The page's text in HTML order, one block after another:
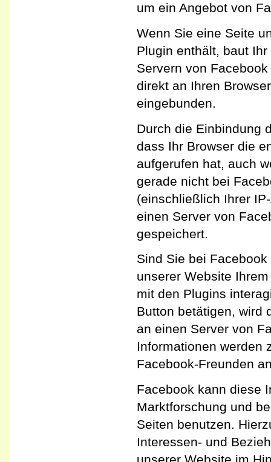
um ein Angebot von
Wenn Sie eine Seite
Plugin enthält, baut
Servern von
direkt an Ihren
eingebunden.
Durch die Einbindung
dass Ihr Browser die
aufgerufen hat, auch
gerade nicht bei
(einschließlich Ihrer
einen Server von
gespeichert.
Sind Sie bei
unserer Website
mit den Plugins
Button betätigen, wird
an einen Server von
Informationen werden
Facebook-Freunden
Facebook kann diese
Marktforschung und
Seiten benutzen.
Interessen- und